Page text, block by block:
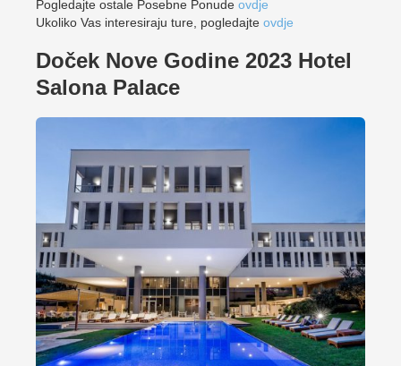
Pogledajte ostale Posebne Ponude ovdje
Ukoliko Vas interesiraju ture, pogledajte ovdje
Doček Nove Godine 2023 Hotel
Salona Palace